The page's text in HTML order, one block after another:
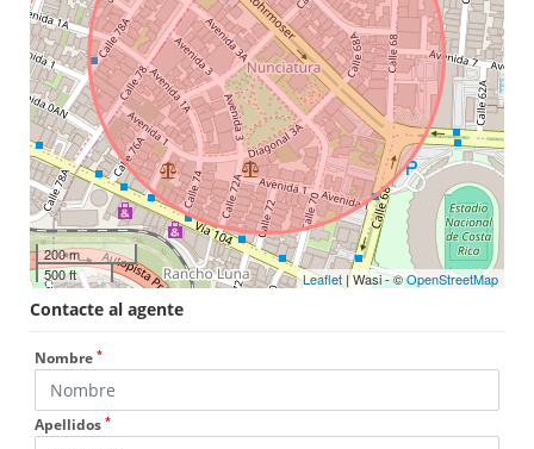
200 m
500 ft
Leaflet | Wasi - ©OpenStreetMap
Contacte al agente
Nombre *
Apellidos *